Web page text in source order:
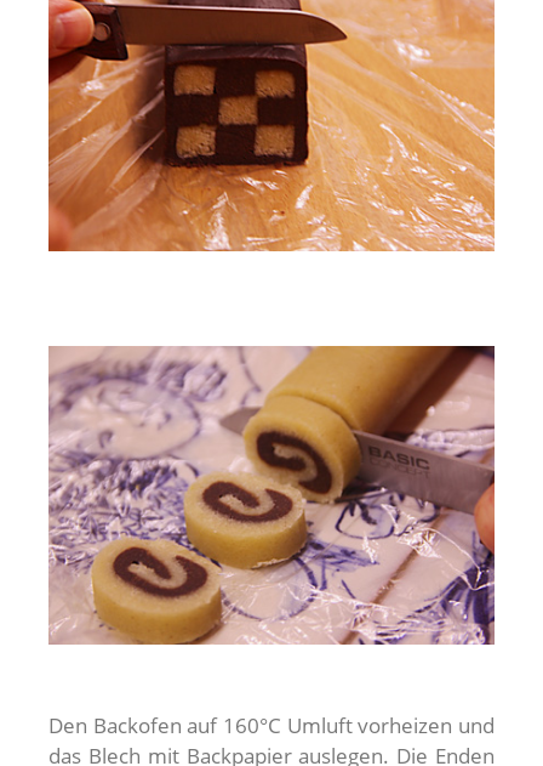
Den Backofen auf 160°C Umluft vorheizen und
das Blech mit Backpapier auslegen. Die Enden